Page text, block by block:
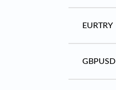
EURTRY
GBPUSD